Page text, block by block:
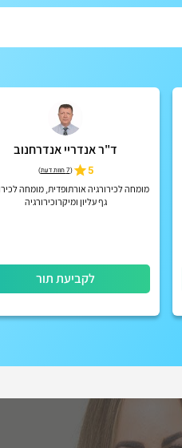
ד"ר אנדריי אנדרחנוב
5
(7 חוות דעת )
מומחה לכירורגיה אורתופדית, מומחה
גף עליון ומיקרוכירורגיה
לקביעת תור